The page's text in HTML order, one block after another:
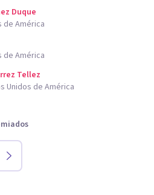
Duque
de América
de América
Tellez
Unidos de América